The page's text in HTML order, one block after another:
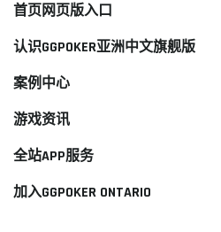
首页网页版入口
认识GGPOKER亚洲中文旗舰版
案例中心
游戏资讯
全站APP服务
加入GGPOKER ONTARIO